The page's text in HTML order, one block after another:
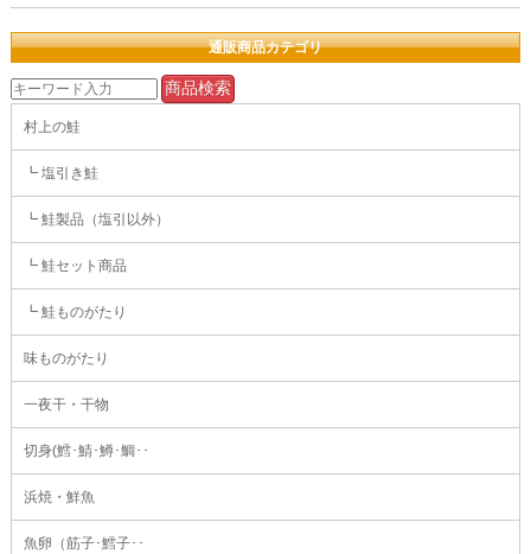
通販商品カテゴリ
村上の鮭
┗ 塩引き鮭
┗ 鮭製品（塩引以外）
┗ 鮭セット商品
┗ 鮭ものがたり
味ものがたり
一夜干・干物
切身(鱈･鯖･鱒･鯛･･
浜焼・鮮魚
魚卵（筋子･鱈子･･